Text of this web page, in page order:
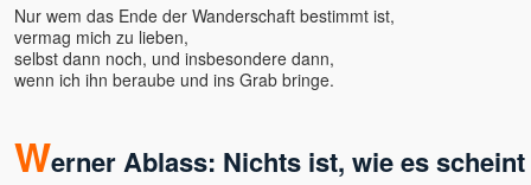
Friederike Hemsath
Gabriele Rudolph
Gaia
geistreich
Nur wem das Ende der Wanderschaft bestimmt ist,
vermag mich zu lieben,
selbst dann noch, und insbesondere dann,
wenn ich ihn beraube und ins Grab bringe.
Werner Ablass: Nichts ist, wie es scheint